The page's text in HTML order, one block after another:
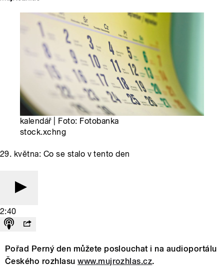
kalendář | Foto: Fotobanka
stock.xchng
29. května: Co se stalo v tento den
2:40
Pořad Perný den můžete poslouchat i na audioportálu
Českého rozhlasuwww.mujrozhlas.cz.